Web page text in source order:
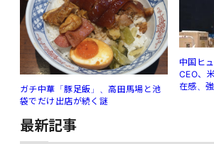
ガチ中華「豚足飯」、高田馬場と池
袋でだけ出店が続く謎
中国ヒ
CEO、
在感、
最新記事